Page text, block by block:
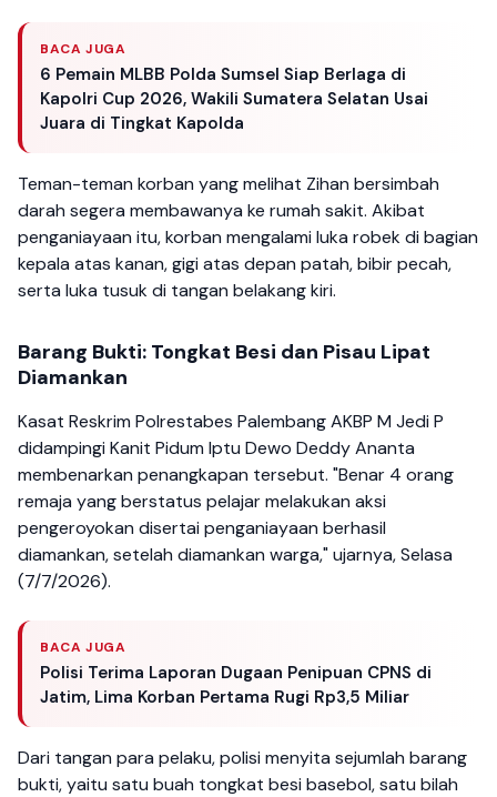
BACA JUGA
6 Pemain MLBB Polda Sumsel Siap Berlaga di
Kapolri Cup 2026, Wakili Sumatera Selatan Usai
Juara di Tingkat Kapolda
Teman-teman korban yang melihat Zihan bersimbah
darah segera membawanya ke rumah sakit. Akibat
penganiayaan itu, korban mengalami luka robek di bagian
kepala atas kanan, gigi atas depan patah, bibir pecah,
serta luka tusuk di tangan belakang kiri.
Barang Bukti: Tongkat Besi dan Pisau Lipat
Diamankan
Kasat Reskrim Polrestabes Palembang AKBP M Jedi P
didampingi Kanit Pidum Iptu Dewo Deddy Ananta
membenarkan penangkapan tersebut. "Benar 4 orang
remaja yang berstatus pelajar melakukan aksi
pengeroyokan disertai penganiayaan berhasil
diamankan, setelah diamankan warga," ujarnya, Selasa
(7/7/2026).
BACA JUGA
Polisi Terima Laporan Dugaan Penipuan CPNS di
Jatim, Lima Korban Pertama Rugi Rp3,5 Miliar
Dari tangan para pelaku, polisi menyita sejumlah barang
bukti, yaitu satu buah tongkat besi basebol, satu bilah